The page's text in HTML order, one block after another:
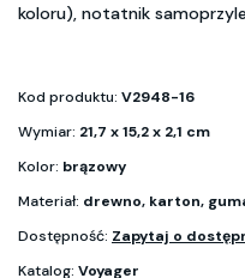
koloru), notatnik
Kod produktu: V2948-16
Wymiar: 21,7 x 15,2 x 2,1 cm
Kolor: brązowy
Materiał: drewno, karton,
Dostępność: Zapytaj o
Katalog: Voyager